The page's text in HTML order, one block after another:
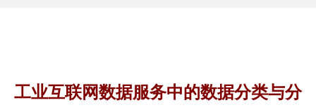
工业互联网数据服务中的数据分类与分